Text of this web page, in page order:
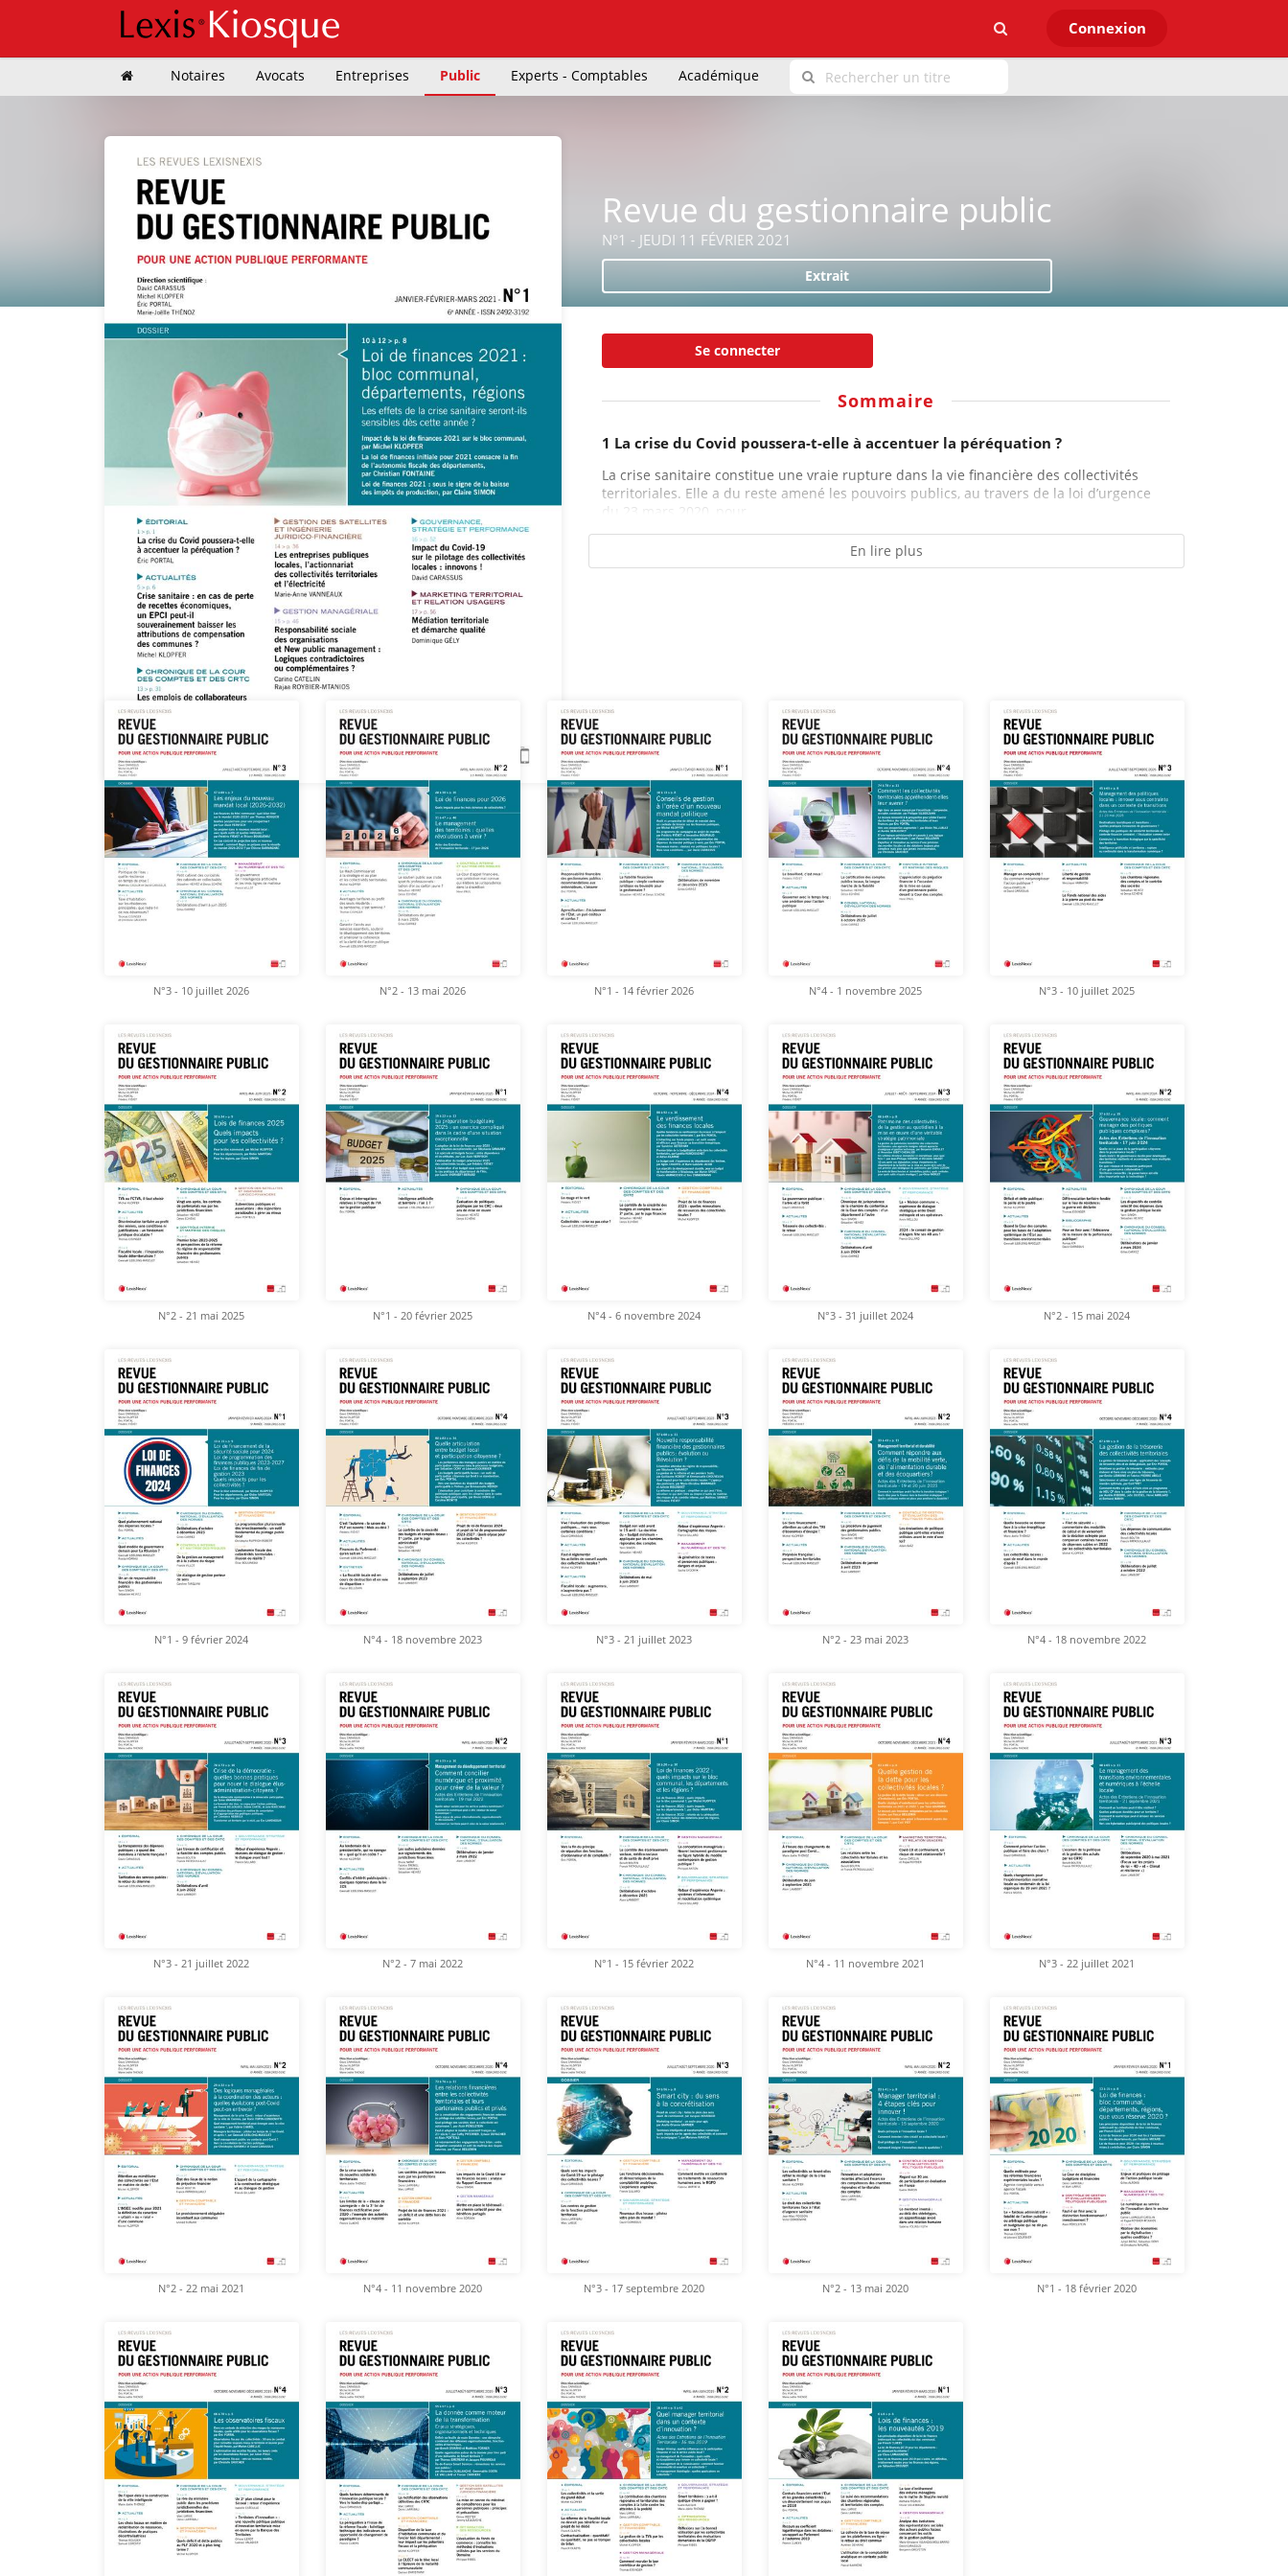
Connexion
Notaires Avocats Entreprises Public Experts - Comptables Académique
Revue du gestionnaire public
N°1 - JEUDI 11 FÉVRIER 2021
Extrait
Se connecter
Sommaire
1 La crise du Covid poussera-t-elle à accentuer la péréquation ?
La crise sanitaire constitue une vraie rupture dans la vie financière des collectivités
territoriales. Elle a du reste amené les pouvoirs publics, au travers de la loi d’urgence
du 23 mars 2020, pour...
En lire plus
N°3 - 10 juillet 2026 N°2 - 13 mai 2026 N°1 - 14 février 2026 N°4 - 1 novembre 2025 N°3 - 10 juillet 2025
N°2 - 21 mai 2025 N°1 - 20 février 2025 N°4 - 6 novembre 2024 N°3 - 31 juillet 2024 N°2 - 15 mai 2024
N°1 - 9 février 2024 N°4 - 18 novembre 2023 N°3 - 21 juillet 2023 N°2 - 23 mai 2023 N°4 - 18 novembre 2022
N°3 - 21 juillet 2022 N°2 - 7 mai 2022 N°1 - 15 février 2022 N°4 - 11 novembre 2021 N°3 - 22 juillet 2021
N°2 - 22 mai 2021 N°4 - 11 novembre 2020 N°3 - 17 septembre 2020 N°2 - 13 mai 2020 N°1 - 18 février 2020